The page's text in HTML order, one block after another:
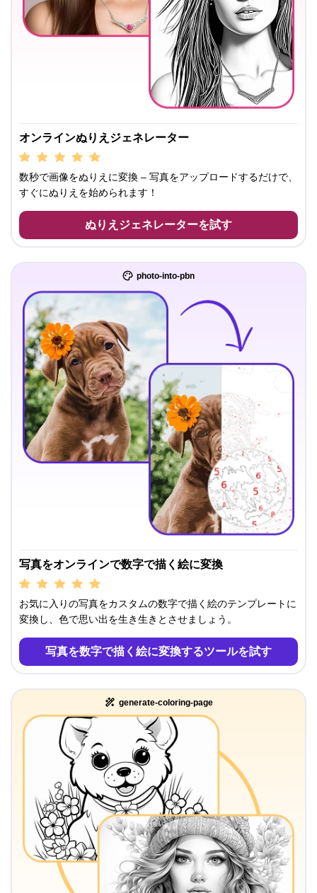
オンラインぬりえジェネレーター
数秒で画像をぬりえに変換 – 写真をアップロードするだけで、
すぐにぬりえを始められます！
ぬりえジェネレーターを試す
photo-into-pbn
写真をオンラインで数字で描く絵に変換
お気に入りの写真をカスタムの数字で描く絵のテンプレートに
変換し、色で思い出を生き生きとさせましょう。
写真を数字で描く絵に変換するツールを試す
generate-coloring-page